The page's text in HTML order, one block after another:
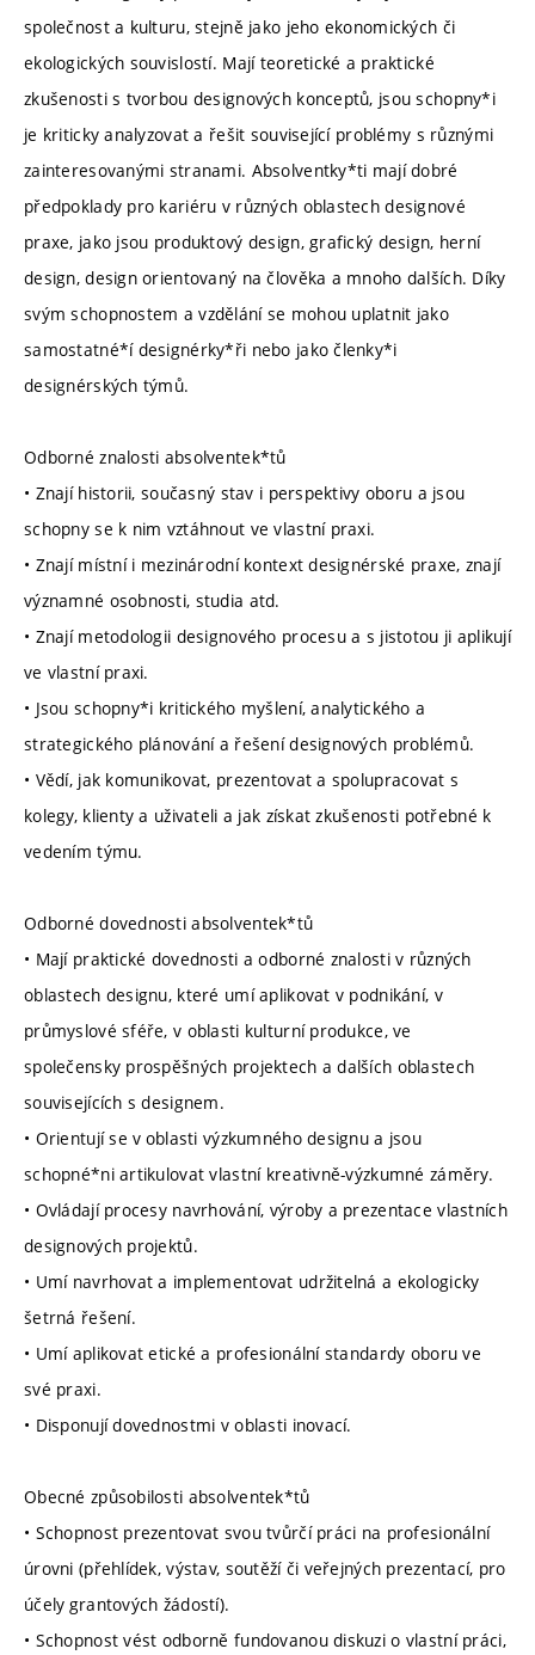
společnost a kulturu, stejně jako jeho ekonomických či
ekologických souvislostí. Mají teoretické a praktické
zkušenosti s tvorbou designových konceptů, jsou schopny*i
je kriticky analyzovat a řešit související problémy s různými
zainteresovanými stranami. Absolventky*ti mají dobré
předpoklady pro kariéru v různých oblastech designové
praxe, jako jsou produktový design, grafický design, herní
design, design orientovaný na člověka a mnoho dalších. Díky
svým schopnostem a vzdělání se mohou uplatnit jako
samostatné*í designérky*ři nebo jako členky*i
designérských týmů.
Odborné znalosti absolventek*tů
• Znají historii, současný stav i perspektivy oboru a jsou
schopny se k nim vztáhnout ve vlastní praxi.
• Znají místní i mezinárodní kontext designérské praxe, znají
významné osobnosti, studia atd.
• Znají metodologii designového procesu a s jistotou ji aplikují
ve vlastní praxi.
• Jsou schopny*i kritického myšlení, analytického a
strategického plánování a řešení designových problémů.
• Vědí, jak komunikovat, prezentovat a spolupracovat s
kolegy, klienty a uživateli a jak získat zkušenosti potřebné k
vedením týmu.
Odborné dovednosti absolventek*tů
• Mají praktické dovednosti a odborné znalosti v různých
oblastech designu, které umí aplikovat v podnikání, v
průmyslové sféře, v oblasti kulturní produkce, ve
společensky prospěšných projektech a dalších oblastech
souvisejících s designem.
• Orientují se v oblasti výzkumného designu a jsou
schopné*ni artikulovat vlastní kreativně-výzkumné záměry.
• Ovládají procesy navrhování, výroby a prezentace vlastních
designových projektů.
• Umí navrhovat a implementovat udržitelná a ekologicky
šetrná řešení.
• Umí aplikovat etické a profesionální standardy oboru ve
své praxi.
• Disponují dovednostmi v oblasti inovací.
Obecné způsobilosti absolventek*tů
• Schopnost prezentovat svou tvůrčí práci na profesionální
úrovni (přehlídek, výstav, soutěží či veřejných prezentací, pro
účely grantových žádostí).
• Schopnost vést odborně fundovanou diskuzi o vlastní práci,